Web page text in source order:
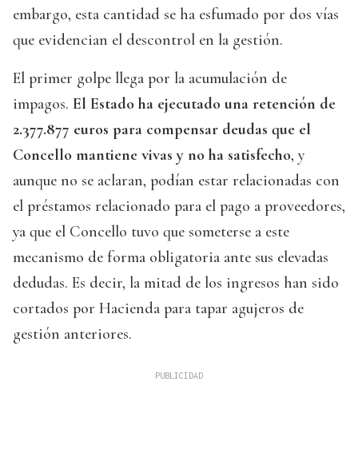
embargo, esta cantidad se ha esfumado por dos vías
que evidencian el descontrol en la gestión.
El primer golpe llega por la acumulación de
impagos. El Estado ha ejecutado una retención de
2.377.877 euros para compensar deudas que el
Concello mantiene vivas y no ha satisfecho, y
aunque no se aclaran, podían estar relacionadas con
el préstamos relacionado para el pago a proveedores,
ya que el Concello tuvo que someterse a este
mecanismo de forma obligatoria ante sus elevadas
dedudas. Es decir, la mitad de los ingresos han sido
cortados por Hacienda para tapar agujeros de
gestión anteriores.